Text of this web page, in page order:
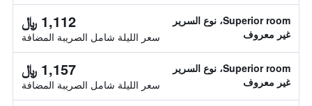
Superior room، نوع السرير
غير معروف
1,112 ﷼
سعر الليلة شامل الصريبة المضافة
Superior room، نوع السرير
غير معروف
1,157 ﷼
سعر الليلة شامل الصريبة المضافة